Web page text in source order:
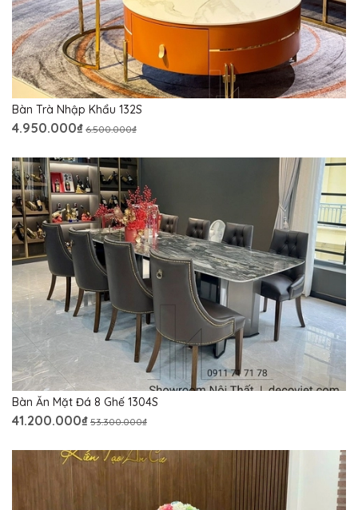
Bàn Trà Nhập Khẩu 132S
4.950.000₫ 6.500.000₫
Bàn Ăn Mặt Đá 8 Ghế 1304S
41.200.000₫ 53.300.000₫